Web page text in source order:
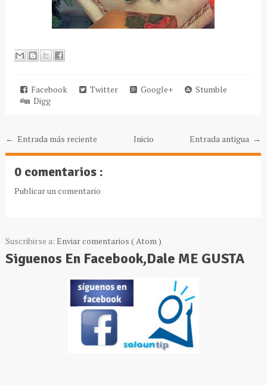
Facebook Twitter Google+
Stumble
Digg
← Entrada más reciente Entrada antigua →
Inicio
0 comentarios :
Publicar un comentario
Suscribirse a: Enviar comentarios ( Atom )
Siguenos En Facebook,Dale ME GUSTA